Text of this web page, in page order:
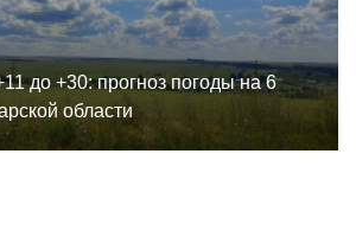
до +30: прогноз погоды на 6
области